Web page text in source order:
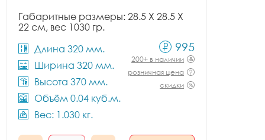
Габаритные размеры: 28.5 X 28.5 X
22 см, вес 1030 гр.
Длина 320 мм.
Ширина 320 мм.
Высота 370 мм.
Объём 0.04 куб.м.
Вес: 1.030 кг.
995
200+ в наличии
розничная цена
скидки